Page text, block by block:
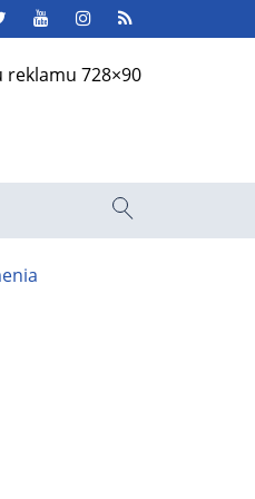
Twitter YouTube Instagram
Feed
Vyhľadávanie